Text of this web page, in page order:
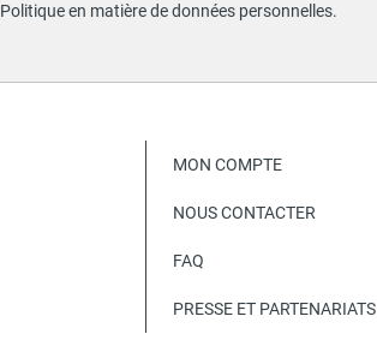
Politique en matière de données personnelles.
MON COMPTE
NOUS CONTACTER
FAQ
PRESSE ET PARTENARIATS